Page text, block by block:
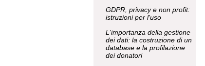
GDPR, privacy e non profit:
istruzioni per l'uso
L'importanza della gestione
dei dati: la costruzione di un
database e la profilazione
dei donatori